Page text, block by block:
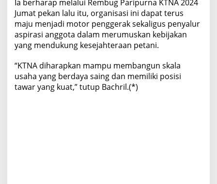
Ia berharap melalui Rembug Paripurna KTNA 2024
Jumat pekan lalu itu, organisasi ini dapat terus
maju menjadi motor penggerak sekaligus penyalur
aspirasi anggota dalam merumuskan kebijakan
yang mendukung kesejahteraan petani.
“KTNA diharapkan mampu membangun skala
usaha yang berdaya saing dan memiliki posisi
tawar yang kuat,” tutup Bachril.(*)